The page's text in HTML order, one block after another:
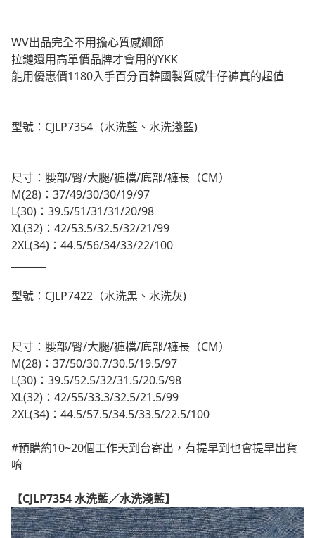
WV出品完全不用擔心質感細節
拉鏈還用高單價品牌才會用的YKK
能用優惠價1180入手百分百韓國製質感牛仔褲真的超值
型號：CJLP7354（水洗藍、水洗淺藍)
尺寸：腰部/臀/大腿/褲檔/底部/褲長（CM）
M(28)：37/49/30/30/19/97
L(30)：39.5/51/31/31/20/98
XL(32)：42/53.5/32.5/32/21/99
2XL(34)：44.5/56/34/33/22/100
型號：CJLP7422（水洗黑、水洗灰)
尺寸：腰部/臀/大腿/褲檔/底部/褲長（CM）
M(28)：37/50/30.7/30.5/19.5/97
L(30)：39.5/52.5/32/31.5/20.5/98
XL(32)：42/55/33.3/32.5/21.5/99
2XL(34)：44.5/57.5/34.5/33.5/22.5/100
#預購約10~20個工作天到台寄出，有提早到也會提早出貨
唷
【CJLP7354 水洗藍／水洗淺藍】